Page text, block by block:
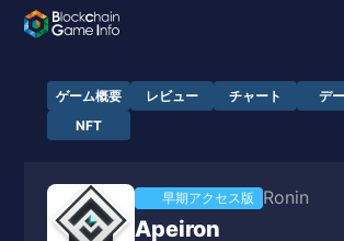
ゲーム概要 レビュー チャート
デ
NFT
早期アクセス版 Ronin
Apeiron